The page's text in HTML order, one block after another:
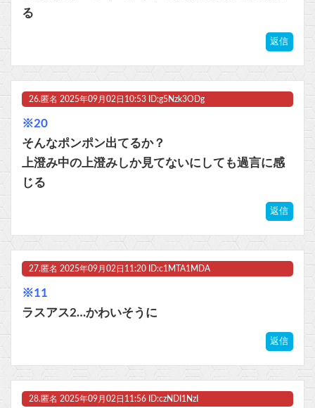
る
返信
26. 匿名 2025年09月02日10:53 ID:g5Nzk3ODg
※20
そんなポンポン出てるか？
上澄み中の上澄みしか見てないにしても過言に感
じる
返信
27. 匿名 2025年09月02日11:20 ID:c1MTA1MDA
※11
ラスアス2…かわいそうに
返信
28. 匿名 2025年09月02日11:56 ID:czNDI1NzI